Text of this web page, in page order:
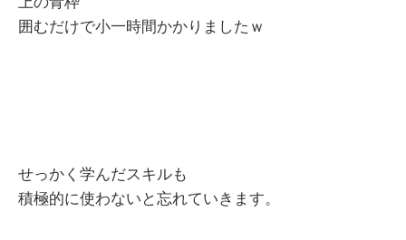
囲むだけで小一時間かかりましたｗ
せっかく学んだスキルも
積極的に使わないと忘れていきます。